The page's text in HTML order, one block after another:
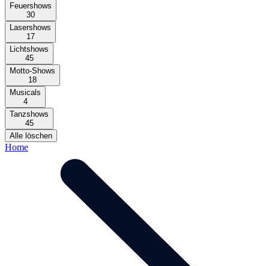
Feuershows
30
Lasershows
17
Lichtshows
45
Motto-Shows
18
Musicals
4
Tanzshows
45
Alle löschen
Home